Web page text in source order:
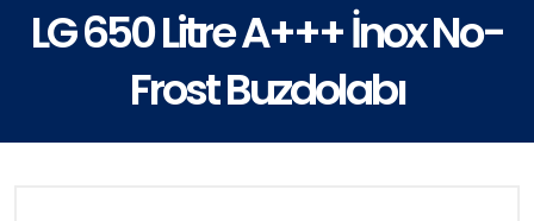
LG 650 Litre A+++ İnox No-
Frost Buzdolabı